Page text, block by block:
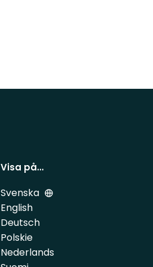
Visa på…
Svenska
English
Deutsch
Polskie
Nederlands